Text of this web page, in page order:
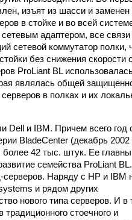
изъят из шасси и заменен
в стойке и во всей
адаптером, все
сетевой коммутатор полки,
без снижения скорости
ProLiant BL
являлась общей
в полках и их
Dell и IBM. Причем всего год
BladeCenter (декабрь 2002
более 42 тыс. штук. Ее
семейства ProLiant
серверов. Наряду с НР и IBM
и рядом других
нового типа серверов. И в
стоечного и